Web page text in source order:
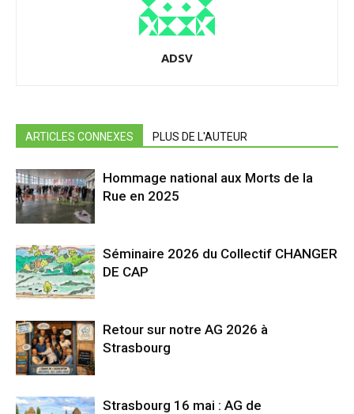
ADSV
ARTICLES CONNEXES PLUS DE L'AUTEUR
Hommage national aux Morts de la
Rue en 2025
Séminaire 2026 du Collectif CHANGER
DE CAP
Retour sur notre AG 2026 à
Strasbourg
Strasbourg 16 mai : AG de